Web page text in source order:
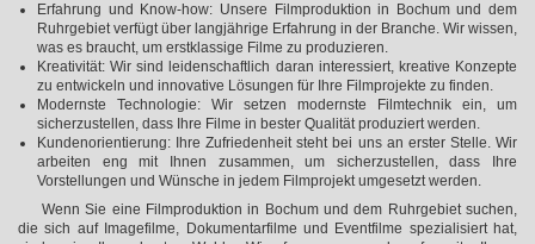
Erfahrung und Know-how: Unsere Filmproduktion in Bochum und dem
Ruhrgebiet verfügt über langjährige Erfahrung in der Branche. Wir wissen,
was es braucht, um erstklassige Filme zu produzieren.
Kreativität: Wir sind leidenschaftlich daran interessiert, kreative Konzepte
zu entwickeln und innovative Lösungen für Ihre Filmprojekte zu finden.
Modernste Technologie: Wir setzen modernste Filmtechnik ein, um
sicherzustellen, dass Ihre Filme in bester Qualität produziert werden.
Kundenorientierung: Ihre Zufriedenheit steht bei uns an erster Stelle. Wir
arbeiten eng mit Ihnen zusammen, um sicherzustellen, dass Ihre
Vorstellungen und Wünsche in jedem Filmprojekt umgesetzt werden.
Wenn Sie eine Filmproduktion in Bochum und dem Ruhrgebiet suchen,
die sich auf Imagefilme, Dokumentarfilme und Eventfilme spezialisiert hat,